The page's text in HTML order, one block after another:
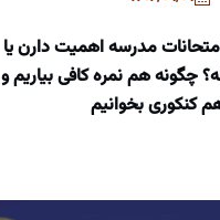
مدرسه اهمیت دارن یا
چگونه هم نمره کافی بیاریم و
کنکوری بخوانیم